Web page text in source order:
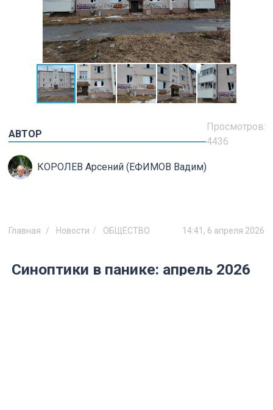
Просмотров:
4436
АВТОР
КОРОЛЕВ Арсений (ЕФИМОВ Вадим)
Главная Новости ОБЩЕСТВО 14:41, 6 апреля 2026
Синоптики в панике: апрель 2026